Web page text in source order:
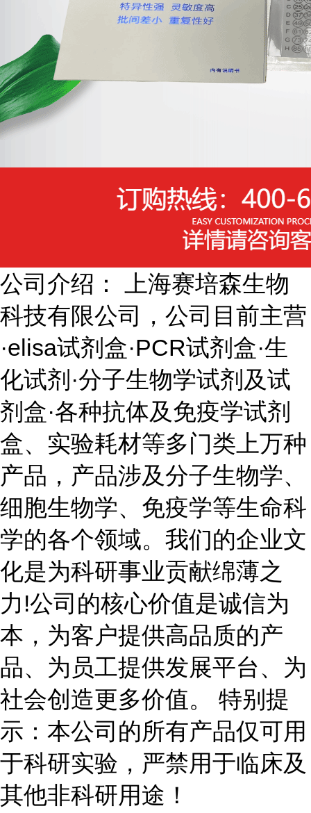
公司介绍： 上海赛培森生物
科技有限公司，公司目前主营
·elisa试剂盒·PCR试剂盒·生
化试剂·分子生物学试剂及试
剂盒·各种抗体及免疫学试剂
盒、实验耗材等多门类上万种
产品，产品涉及分子生物学、
细胞生物学、免疫学等生命科
学的各个领域。我们的企业文
化是为科研事业贡献绵薄之
力!公司的核心价值是诚信为
本，为客户提供高品质的产
品、为员工提供发展平台、为
社会创造更多价值。 特别提
示：本公司的所有产品仅可用
于科研实验，严禁用于临床及
其他非科研用途！